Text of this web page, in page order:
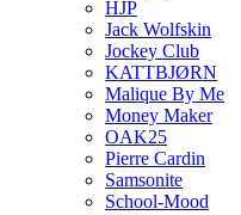
HJP
Jack Wolfskin
Jockey Club
KATTBJØRN
Malique By Me
Money Maker
OAK25
Pierre Cardin
Samsonite
School-Mood